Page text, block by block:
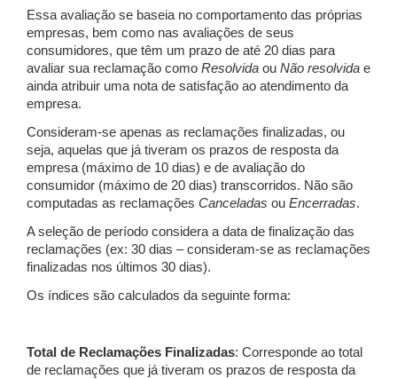
Essa avaliação se baseia no comportamento das próprias
empresas, bem como nas avaliações de seus
consumidores, que têm um prazo de até 20 dias para
avaliar sua reclamação como Resolvida ou Não resolvida e
ainda atribuir uma nota de satisfação ao atendimento da
empresa.
Consideram-se apenas as reclamações finalizadas, ou
seja, aquelas que já tiveram os prazos de resposta da
empresa (máximo de 10 dias) e de avaliação do
consumidor (máximo de 20 dias) transcorridos. Não são
computadas as reclamações Canceladas ou Encerradas.
A seleção de período considera a data de finalização das
reclamações (ex: 30 dias – consideram-se as reclamações
finalizadas nos últimos 30 dias).
Os índices são calculados da seguinte forma:
Total de Reclamações Finalizadas: Corresponde ao total
de reclamações que já tiveram os prazos de resposta da